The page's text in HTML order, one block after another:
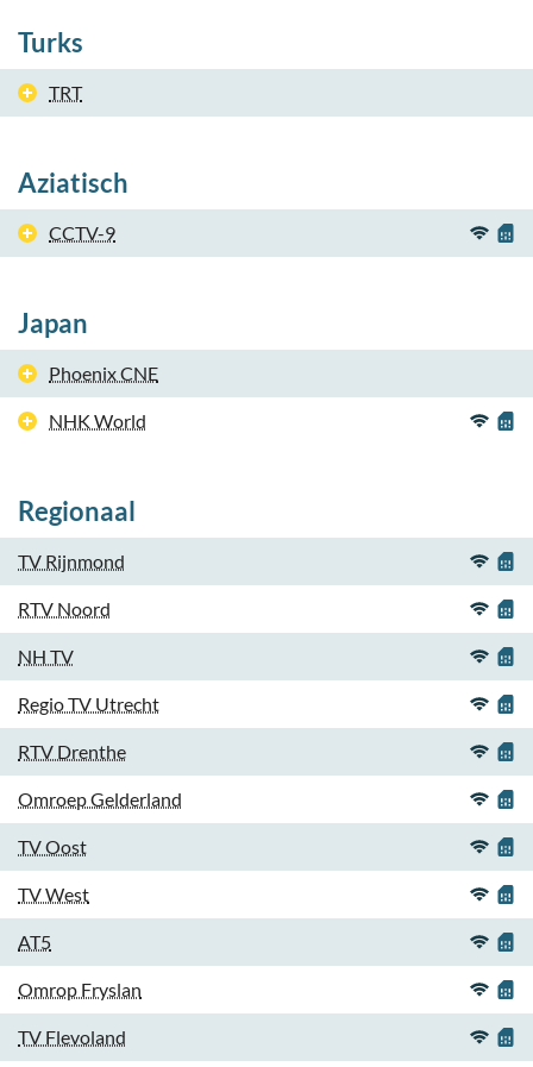
Turks
TRT
Aziatisch
CCTV-9
Japan
Phoenix CNE
NHK World
Regionaal
TV Rijnmond
RTV Noord
NH TV
Regio TV Utrecht
RTV Drenthe
Omroep Gelderland
TV Oost
TV West
AT5
Omrop Fryslan
TV Flevoland